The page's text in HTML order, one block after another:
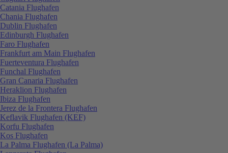
Catania Flughafen
Chania Flughafen
Dublin Flughafen
Edinburgh Flughafen
Faro Flughafen
Frankfurt am Main Flughafen
Fuerteventura Flughafen
Funchal Flughafen
Gran Canaria Flughafen
Heraklion Flughafen
Ibiza Flughafen
Jerez de la Frontera Flughafen
Keflavik Flughafen (KEF)
Korfu Flughafen
Kos Flughafen
La Palma Flughafen (La Palma)